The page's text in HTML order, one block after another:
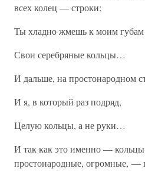
всех колец — строки:
Ты хладно жмешь к моим губам
Свои серебряные кольцы…
И дальше, на простонародном
И я, в который раз подряд,
Целую кольцы, а не руки…
И так как это именно —
простонародные, огромные, —